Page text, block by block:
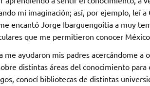
mi imaginación; así, por ejemplo, leí a
encantó Jorge Ibarguengoitia a muy
que me permitieron conocer
me ayudaron mis padres acercándome a
distintas áreas del conocimiento para
conocí bibliotecas de distintas